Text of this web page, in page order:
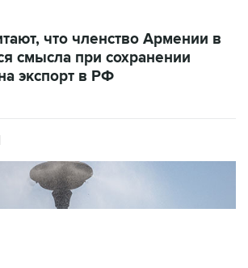
что членство Армении в
смысла при сохранении
экспорт в РФ